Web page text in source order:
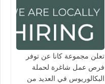
تعلن مجموعة كانا عن توفر
فرص عمل شاغرة لحملة
البكالوريوس في العديد من